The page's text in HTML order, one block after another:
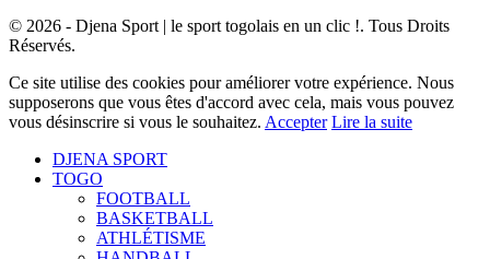
© 2026 - Djena Sport | le sport togolais en un clic !. Tous Droits
Réservés.
Ce site utilise des cookies pour améliorer votre expérience. Nous
supposerons que vous êtes d'accord avec cela, mais vous pouvez
vous désinscrire si vous le souhaitez. Accepter Lire la suite
DJENA SPORT
TOGO
FOOTBALL
BASKETBALL
ATHLÉTISME